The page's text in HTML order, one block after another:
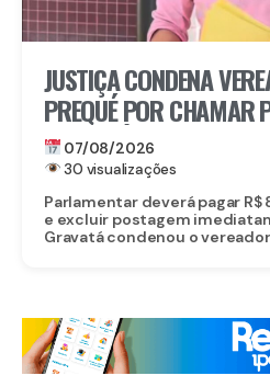
JUSTIÇA CONDENA
PREQUÉ POR CHAMAR
GRAVATÁ DE “LADRÃO”
IMUNIDADE
CALÚNIA
07/08/2026
30 visualizações
Parlamentar deverá pagar R$
e excluir postagem
Gravatá condenou o